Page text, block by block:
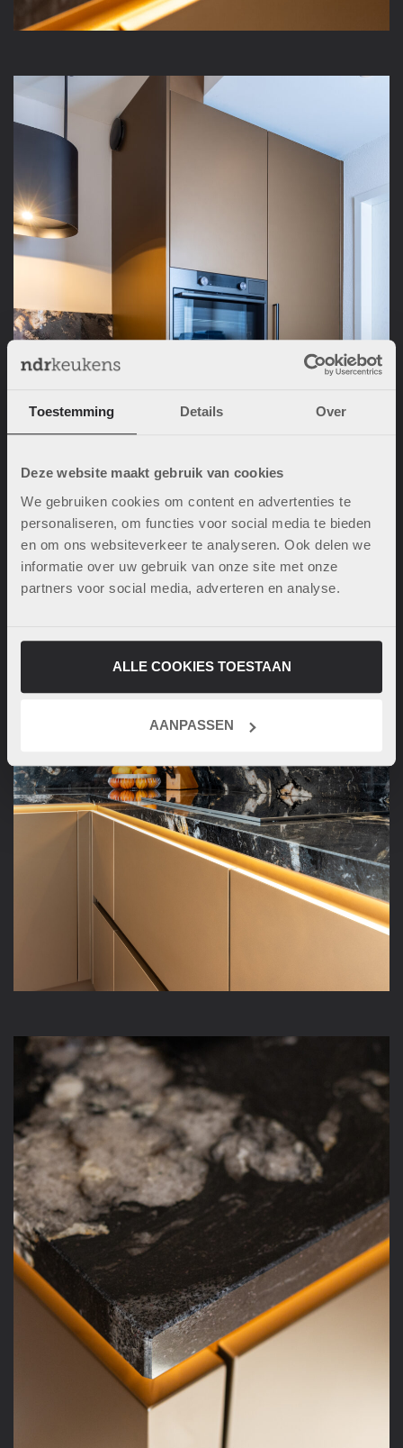
Toestemming Details Over
Deze website maakt gebruik van cookies
We gebruiken cookies om content en advertenties te
personaliseren, om functies voor social media te bieden
en om ons websiteverkeer te analyseren. Ook delen we
informatie over uw gebruik van onze site met onze
partners voor social media, adverteren en analyse.
ALLE COOKIES TOESTAAN
AANPASSEN